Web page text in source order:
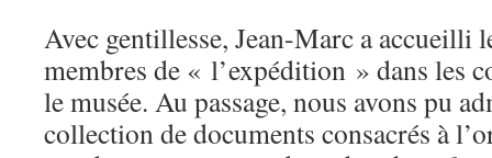
Avec gentillesse, Jean-Marc a accueilli
membres de « l’expédition » dans les
le musée. Au passage, nous avons pu
collection de documents consacrés à